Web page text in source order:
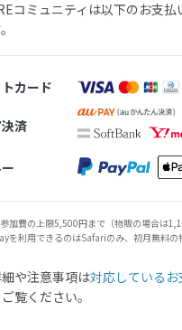
コミュニティは以下のお支払
カード
済
加費の上限5,500円まで（物販の場合は
を利用できるのはSafariのみ、初月無料の
や注意事項は対応している
覧ください。